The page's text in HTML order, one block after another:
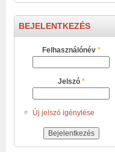
BEJELENTKEZÉS
Felhasználónév *
Jelszó *
Új jelszó igénylése